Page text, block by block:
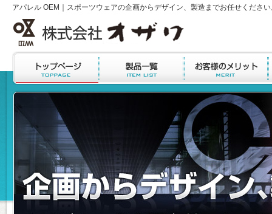
アパレル OEM｜スポーツウェアの企画からデザイン、製造までお任せくださ